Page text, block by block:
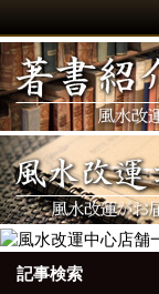
記事検索